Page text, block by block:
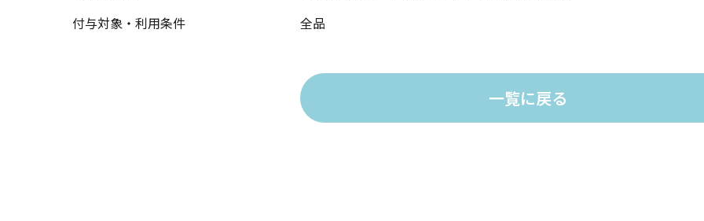
付与対象・利用条件
全品
一覧に戻る